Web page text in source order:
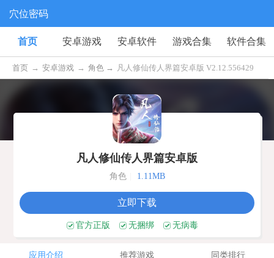
穴位密码
首页 安卓游戏 安卓软件 游戏合集 软件合集
首页 → 安卓游戏 → 角色 → 凡人修仙传人界篇安卓版 V2.12.556429
凡人修仙传人界篇安卓版
角色 1.11MB
立即下载
官方正版 无捆绑 无病毒
应用介绍 推荐游戏 同类排行